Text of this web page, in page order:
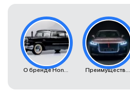
О бренде Hongqi Преимущества автомобилей Hongqi